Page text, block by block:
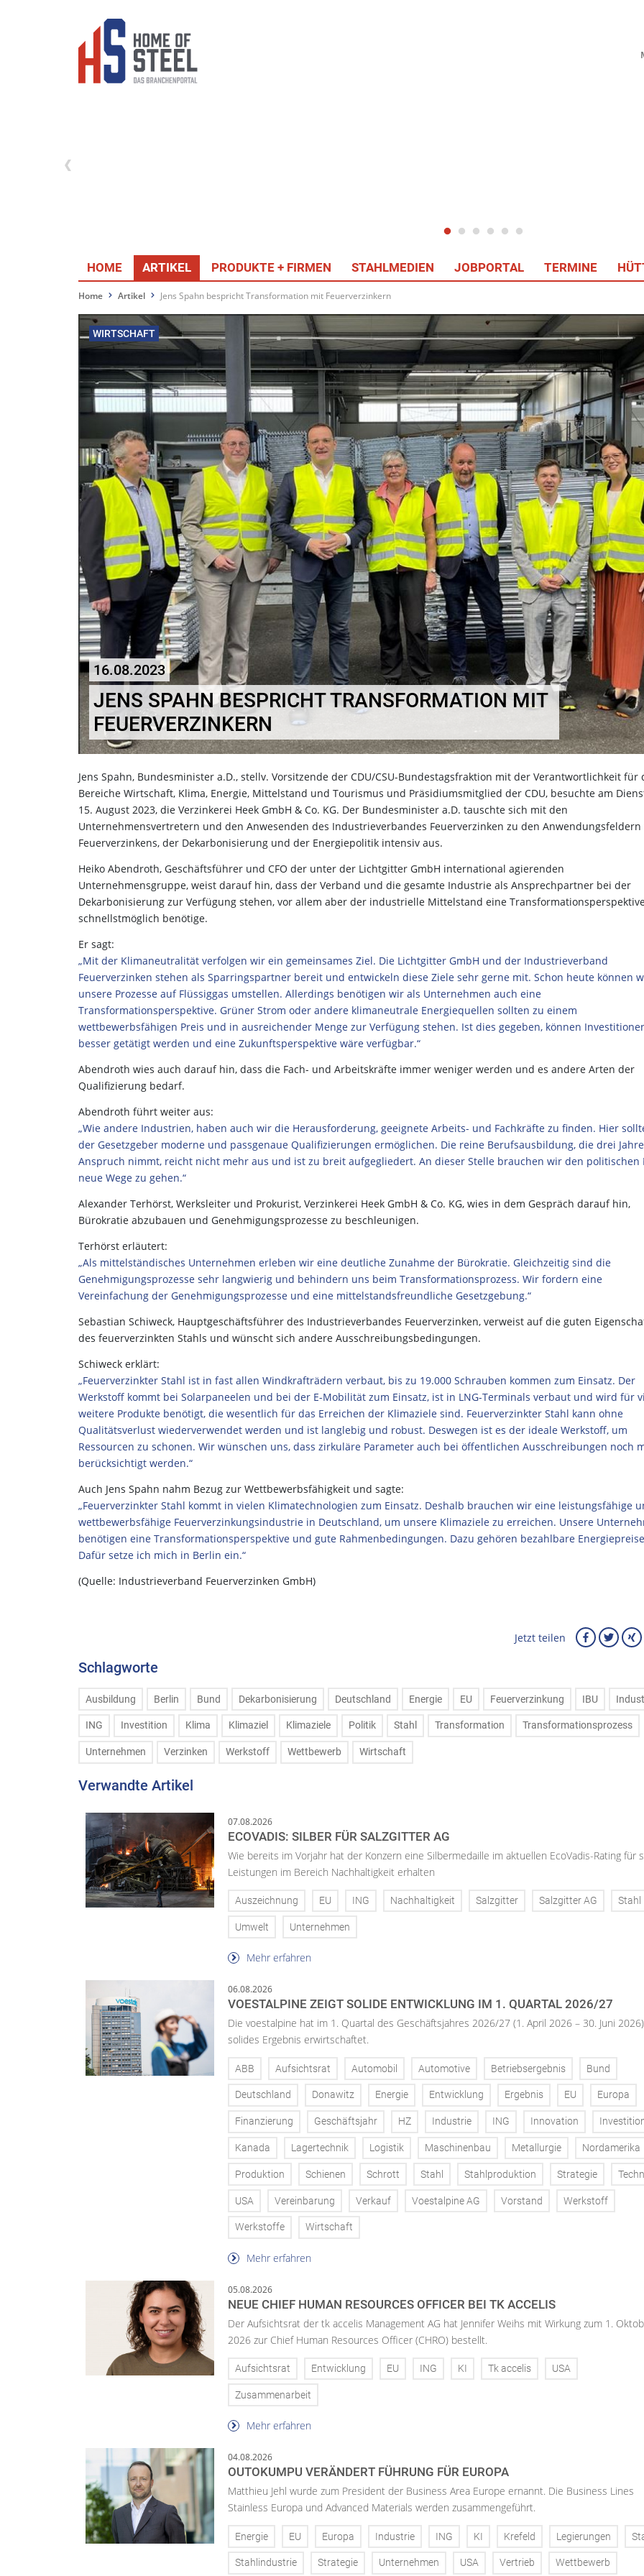
HOME ARTIKEL PRODUKTE + FIRMEN STAHLMEDIEN JOBPORTAL TERMINE
Home Artikel Jens Spahn bespricht Transformation mit Feuerverzinkern
WIRTSCHAFT
16.08.2023
JENS SPAHN BESPRICHT TRANSFORMATION MIT
FEUERVERZINKERN
Jens Spahn, Bundesminister a.D., stellv. Vorsitzende der CDU/CSU-Bundestagsfraktion mit der Verantwortlichkeit für
Bereiche Wirtschaft, Klima, Energie, Mittelstand und Tourismus und Präsidiumsmitglied der CDU, besuchte am
15. August 2023, die Verzinkerei Heek GmbH & Co. KG. Der Bundesminister a.D. tauschte sich mit den
Unternehmensvertretern und den Anwesenden des Industrieverbandes Feuerverzinken zu den Anwendungsfeldern
Feuerverzinkens, der Dekarbonisierung und der Energiepolitik intensiv aus.
Heiko Abendroth, Geschäftsführer und CFO der unter der Lichtgitter GmbH international agierenden
Unternehmensgruppe, weist darauf hin, dass der Verband und die gesamte Industrie als Ansprechpartner bei der
Dekarbonisierung zur Verfügung stehen, vor allem aber der industrielle Mittelstand eine
schnellstmöglich benötige.
Er sagt:
„Mit der Klimaneutralität verfolgen wir ein gemeinsames Ziel. Die Lichtgitter GmbH und der Industrieverband
Feuerverzinken stehen als Sparringspartner bereit und entwickeln diese Ziele sehr gerne mit. Schon heute können
unsere Prozesse auf Flüssiggas umstellen. Allerdings benötigen wir als Unternehmen auch eine
Transformationsperspektive. Grüner Strom oder andere klimaneutrale Energiequellen sollten zu einem
wettbewerbsfähigen Preis und in ausreichender Menge zur Verfügung stehen. Ist dies gegeben, können
besser getätigt werden und eine Zukunftsperspektive wäre verfügbar.“
Abendroth wies auch darauf hin, dass die Fach- und Arbeitskräfte immer weniger werden und es andere Arten der
Qualifizierung bedarf.
Abendroth führt weiter aus:
„Wie andere Industrien, haben auch wir die Herausforderung, geeignete Arbeits- und Fachkräfte zu finden. Hier
der Gesetzgeber moderne und passgenaue Qualifizierungen ermöglichen. Die reine Berufsausbildung, die drei
Anspruch nimmt, reicht nicht mehr aus und ist zu breit aufgegliedert. An dieser Stelle brauchen wir den politischen
neue Wege zu gehen.“
Alexander Terhörst, Werksleiter und Prokurist, Verzinkerei Heek GmbH & Co. KG, wies in dem Gespräch darauf hin,
Bürokratie abzubauen und Genehmigungsprozesse zu beschleunigen.
Terhörst erläutert:
„Als mittelständisches Unternehmen erleben wir eine deutliche Zunahme der Bürokratie. Gleichzeitig sind die
Genehmigungsprozesse sehr langwierig und behindern uns beim Transformationsprozess. Wir fordern eine
Vereinfachung der Genehmigungsprozesse und eine mittelstandsfreundliche Gesetzgebung.“
Sebastian Schiweck, Hauptgeschäftsführer des Industrieverbandes Feuerverzinken, verweist auf die guten
des feuerverzinkten Stahls und wünscht sich andere Ausschreibungsbedingungen.
Schiweck erklärt:
„Feuerverzinkter Stahl ist in fast allen Windkrafträdern verbaut, bis zu 19.000 Schrauben kommen zum Einsatz. Der
Werkstoff kommt bei Solarpaneelen und bei der E-Mobilität zum Einsatz, ist in LNG-Terminals verbaut und wird für
weitere Produkte benötigt, die wesentlich für das Erreichen der Klimaziele sind. Feuerverzinkter Stahl kann ohne
Qualitätsverlust wiederverwendet werden und ist langlebig und robust. Deswegen ist es der ideale Werkstoff, um
Ressourcen zu schonen. Wir wünschen uns, dass zirkuläre Parameter auch bei öffentlichen Ausschreibungen noch
berücksichtigt werden.“
Auch Jens Spahn nahm Bezug zur Wettbewerbsfähigkeit und sagte:
„Feuerverzinkter Stahl kommt in vielen Klimatechnologien zum Einsatz. Deshalb brauchen wir eine leistungsfähige
wettbewerbsfähige Feuerverzinkungsindustrie in Deutschland, um unsere Klimaziele zu erreichen. Unsere
benötigen eine Transformationsperspektive und gute Rahmenbedingungen. Dazu gehören bezahlbare
Dafür setze ich mich in Berlin ein.“
(Quelle: Industrieverband Feuerverzinken GmbH)
Jetzt teilen
Schlagworte
Ausbildung Berlin Bund Dekarbonisierung Deutschland Energie EU Feuerverzinkung IBU
ING Investition Klima Klimaziel Klimaziele Politik Stahl Transformation Transformationsprozess
Unternehmen Verzinken Werkstoff Wettbewerb Wirtschaft
Verwandte Artikel
07.08.2026
ECOVADIS: SILBER FÜR SALZGITTER AG
Wie bereits im Vorjahr hat der Konzern eine Silbermedaille im aktuellen EcoVadis-Rating für
Leistungen im Bereich Nachhaltigkeit erhalten
Auszeichnung EU ING Nachhaltigkeit Salzgitter Salzgitter AG Stahl
Umwelt Unternehmen
Mehr erfahren
06.08.2026
VOESTALPINE ZEIGT SOLIDE ENTWICKLUNG IM 1. QUARTAL 2026/27
Die voestalpine hat im 1. Quartal des Geschäftsjahres 2026/27 (1. April 2026 – 30. Juni
solides Ergebnis erwirtschaftet.
ABB Aufsichtsrat Automobil Automotive Betriebsergebnis Bund
Deutschland Donawitz Energie Entwicklung Ergebnis EU Europa
Finanzierung Geschäftsjahr HZ Industrie ING Innovation
Kanada Lagertechnik Logistik Maschinenbau Metallurgie Nordamerika
Produktion Schienen Schrott Stahl Stahlproduktion Strategie
USA Vereinbarung Verkauf Voestalpine AG Vorstand Werkstoff
Werkstoffe Wirtschaft
Mehr erfahren
05.08.2026
NEUE CHIEF HUMAN RESOURCES OFFICER BEI TK ACCELIS
Der Aufsichtsrat der tk accelis Management AG hat Jennifer Weihs mit Wirkung zum 1.
2026 zur Chief Human Resources Officer (CHRO) bestellt.
Aufsichtsrat Entwicklung EU ING KI Tk accelis USA
Zusammenarbeit
Mehr erfahren
04.08.2026
OUTOKUMPU VERÄNDERT FÜHRUNG FÜR EUROPA
Matthieu Jehl wurde zum President der Business Area Europe ernannt. Die Business Lines
Stainless Europa und Advanced Materials werden zusammengeführt.
Energie EU Europa Industrie ING KI Krefeld Legierungen
Stahlindustrie Strategie Unternehmen USA Vertrieb Wettbewerb